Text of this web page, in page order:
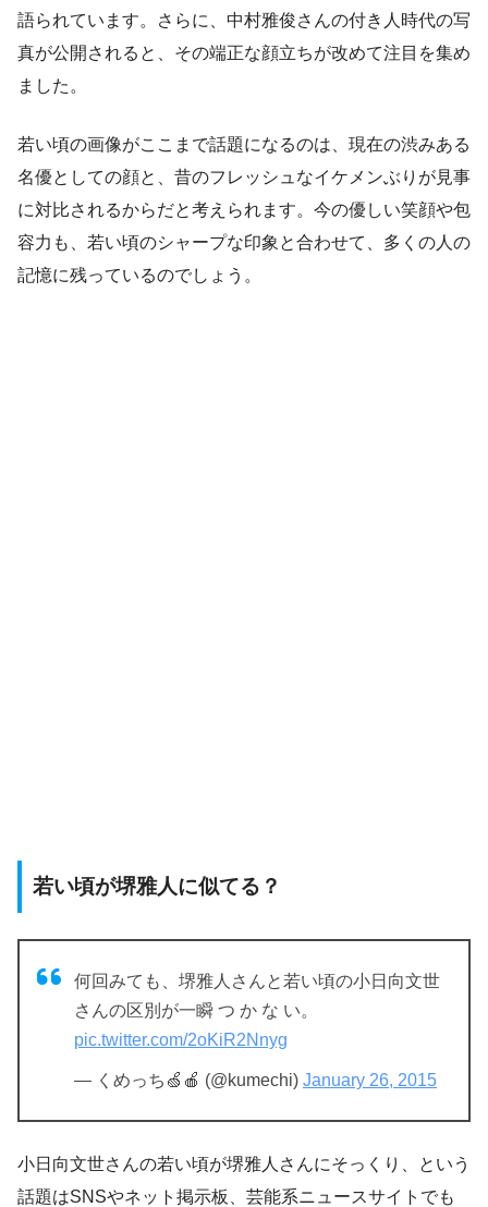
語られています。さらに、中村雅俊さんの付き人時代の写
真が公開されると、その端正な顔立ちが改めて注目を集め
ました。
若い頃の画像がここまで話題になるのは、現在の渋みある
名優としての顔と、昔のフレッシュなイケメンぶりが見事
に対比されるからだと考えられます。今の優しい笑顔や包
容力も、若い頃のシャープな印象と合わせて、多くの人の
記憶に残っているのでしょう。
若い頃が堺雅人に似てる？
何回みても、堺雅人さんと若い頃の小日向文世
さんの区別が一瞬 つ か な い。
pic.twitter.com/2oKiR2Nnyg
— くめっち‎🍏🍎 (@kumechi) January 26, 2015
小日向文世さんの若い頃が堺雅人さんにそっくり、という
話題はSNSやネット掲示板、芸能系ニュースサイトでも